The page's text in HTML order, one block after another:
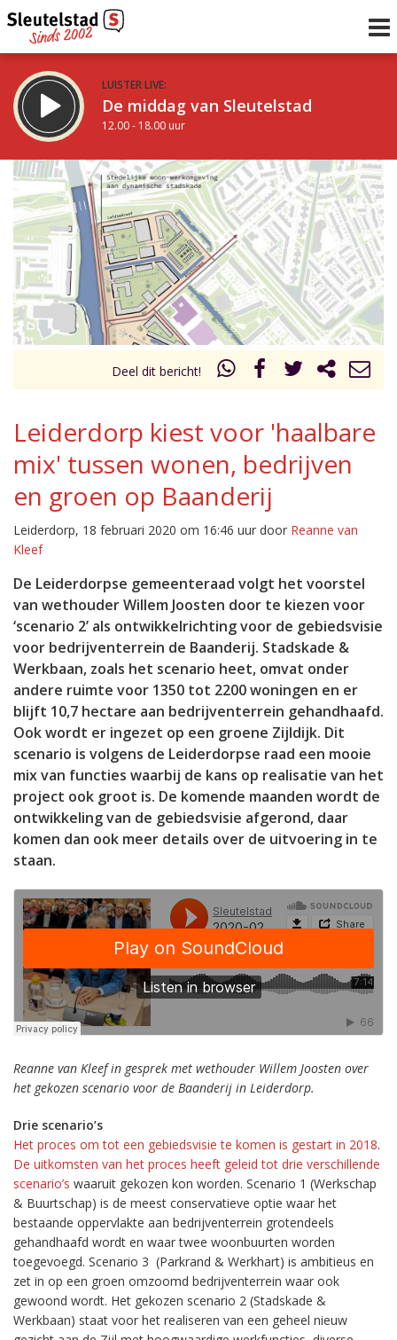
LUISTER LIVE:
De middag van Sleutelstad
12.00 - 18.00 uur
STRAKS:
De avond van Sleutelstad
18.00 - 19.00 uur
Vorig uur
uur 1 van 0 Volgend uur
Inklappen
Deel dit bericht!
Leiderdorp kiest voor 'haalbare
mix' tussen wonen, bedrijven
en groen op Baanderij
Leiderdorp, 18 februari 2020 om 16:46 uur door Reanne van
Kleef
De Leiderdorpse gemeenteraad volgt het voorstel
van wethouder Willem Joosten door te kiezen voor
‘scenario 2’ als ontwikkelrichting voor de gebiedsvisie
voor bedrijventerrein de Baanderij. Stadskade &
Werkbaan, zoals het scenario heet, omvat onder
andere ruimte voor 1350 tot 2200 woningen en er
blijft 10,7 hectare aan bedrijventerrein gehandhaafd.
Ook wordt er ingezet op een groene Zijldijk. Dit
scenario is volgens de Leiderdorpse raad een mooie
mix van functies waarbij de kans op realisatie van het
project ook groot is. De komende maanden wordt de
ontwikkeling van de gebiedsvisie afgerond, daar
komen dan ook meer details over de uitvoering in te
staan.
Reanne van Kleef in gesprek met wethouder Willem Joosten over
het gekozen scenario voor de Baanderij in Leiderdorp.
Drie scenario’s
Het proces om tot een gebiedsvisie te komen is gestart in 2018.
De uitkomsten van het proces heeft geleid tot drie verschillende
scenario’s waaruit gekozen kon worden. Scenario 1 (Werkschap
& Buurtschap) is de meest conservatieve optie waar het
bestaande oppervlakte aan bedrijventerrein grotendeels
gehandhaafd wordt en waar twee woonbuurten worden
toegevoegd. Scenario 3 (Parkrand & Werkhart) is ambitieus en
zet in op een groen omzoomd bedrijventerrein waar ook
gewoond wordt. Het gekozen scenario 2 (Stadskade &
Werkbaan) staat voor het realiseren van een geheel nieuw